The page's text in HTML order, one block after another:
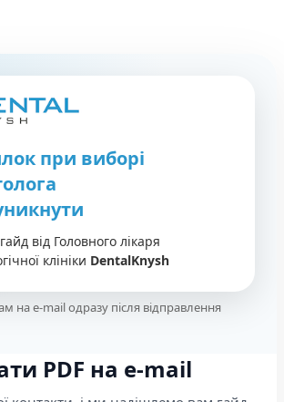
при виборі
від Головного лікаря
клініки DentalKnysh
на e-mail одразу після відправлення
PDF на e-mail